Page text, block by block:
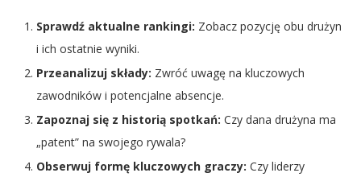
Sprawdź aktualne rankingi: Zobacz pozycję obu drużyn
i ich ostatnie wyniki.
Przeanalizuj składy: Zwróć uwagę na kluczowych
zawodników i potencjalne absencje.
Zapoznaj się z historią spotkań: Czy dana drużyna ma
„patent” na swojego rywala?
Obserwuj formę kluczowych graczy: Czy liderzy